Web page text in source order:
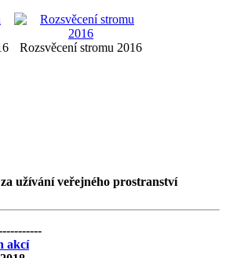
Rozsvěcení stromu 2016
užívání veřejného prostranství
akcí